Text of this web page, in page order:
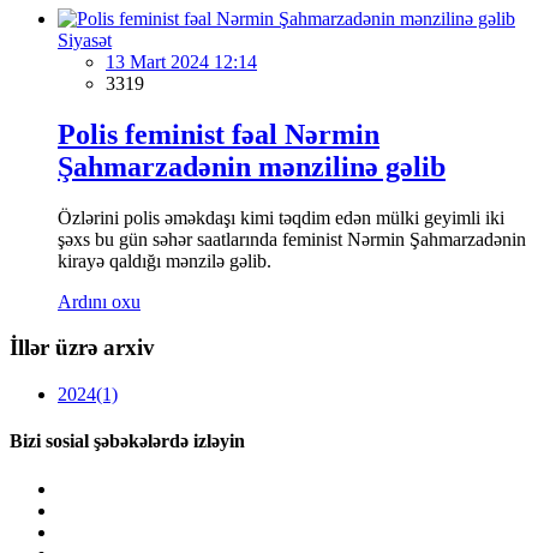
Siyasət
13 Mart 2024 12:14
3319
Polis feminist fəal Nərmin
Şahmarzadənin mənzilinə gəlib
Özlərini polis əməkdaşı kimi təqdim edən mülki geyimli iki
şəxs bu gün səhər saatlarında feminist Nərmin Şahmarzadənin
kirayə qaldığı mənzilə gəlib.
Ardını oxu
İllər üzrə arxiv
2024(1)
Bizi sosial şəbəkələrdə izləyin